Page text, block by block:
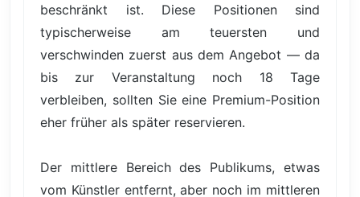
beschränkt ist. Diese Positionen sind
typischerweise am teuersten und
verschwinden zuerst aus dem Angebot — da
bis zur Veranstaltung noch 18 Tage
verbleiben, sollten Sie eine Premium-Position
eher früher als später reservieren.
Der mittlere Bereich des Publikums, etwas
vom Künstler entfernt, aber noch im mittleren